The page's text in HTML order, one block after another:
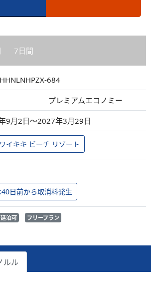
7日間
684
プレミアムエコノミー
9月2日～2027年3月29日
イキキ ビーチ リゾート
日前から取消料発生
延泊可 フリープラン
ルル